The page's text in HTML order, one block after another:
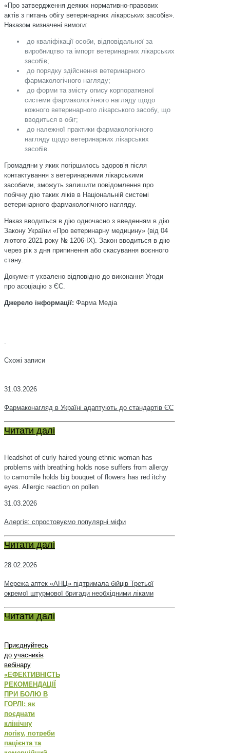
«Про затвердження деяких нормативно-правових
актів з питань обігу ветеринарних лікарських засобів».
Наказом визначені вимоги:
до кваліфікації особи, відповідальної за
виробництво та імпорт ветеринарних лікарських
засобів;
до порядку здійснення ветеринарного
фармакологічного нагляду;
до форми та змісту опису корпоративної
системи фармакологічного нагляду щодо
кожного ветеринарного лікарського засобу, що
вводиться в обіг;
до належної практики фармакологічного
нагляду щодо ветеринарних лікарських
засобів.
Громадяни у яких погіршилось здоров’я після
контактування з ветеринарними лікарськими
засобами, зможуть залишити повідомлення про
побічну дію таких ліків в Національній системі
ветеринарного фармакологічного нагляду.
Наказ вводиться в дію одночасно з введенням в дію
Закону України «Про ветеринарну медицину» (від 04
лютого 2021 року № 1206-IX). Закон вводиться в дію
через рік з дня припинення або скасування воєнного
стану.
Документ ухвалено відповідно до виконання Угоди
про асоціацію з ЄС.
Джерело інформації: Фарма Медіа
.
Схожі записи
31.03.2026
Фармаконагляд в Україні адаптують до стандартів ЄС
Читати далі
Headshot of curly haired young ethnic woman has
problems with breathing holds nose suffers from allergy
to camomile holds big bouquet of flowers has red itchy
eyes. Allergic reaction on pollen
31.03.2026
Алергія: спростовуємо популярні міфи
Читати далі
28.02.2026
Мережа аптек «АНЦ» підтримала бійців Третьої
окремої штурмової бригади необхідними ліками
Читати далі
Приєднуйтесь
до учасників
вебінару
«ЕФЕКТИВНІСТЬ
РЕКОМЕНДАЦІЇ
ПРИ БОЛЮ В
ГОРЛІ: як
поєднати
клінічну
логіку, потреби
пацієнта та